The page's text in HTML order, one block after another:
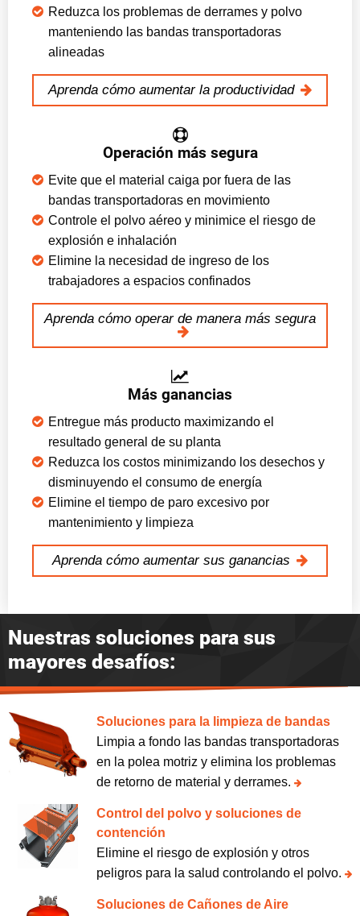
Reduzca los problemas de derrames y polvo
manteniendo las bandas transportadoras
alineadas
Aprenda cómo aumentar la productividad
Operación más segura
Evite que el material caiga por fuera de las
bandas transportadoras en movimiento
Controle el polvo aéreo y minimice el riesgo de
explosión e inhalación
Elimine la necesidad de ingreso de los
trabajadores a espacios confinados
Aprenda cómo operar de manera más segura
Más ganancias
Entregue más producto maximizando el
resultado general de su planta
Reduzca los costos minimizando los desechos y
disminuyendo el consumo de energía
Elimine el tiempo de paro excesivo por
mantenimiento y limpieza
Aprenda cómo aumentar sus ganancias
Nuestras soluciones para sus
mayores desafíos:
Soluciones para la limpieza de bandas
Limpia a fondo las bandas transportadoras
en la polea motriz y elimina los problemas
de retorno de material y derrames.
Control del polvo y soluciones de
contención
Elimine el riesgo de explosión y otros
peligros para la salud controlando el polvo.
Soluciones de Cañones de Aire